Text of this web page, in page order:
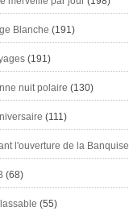
Blanche (191)
(191)
nuit polaire (130)
(111)
l'ouverture de la Banquise
(68)
(55)